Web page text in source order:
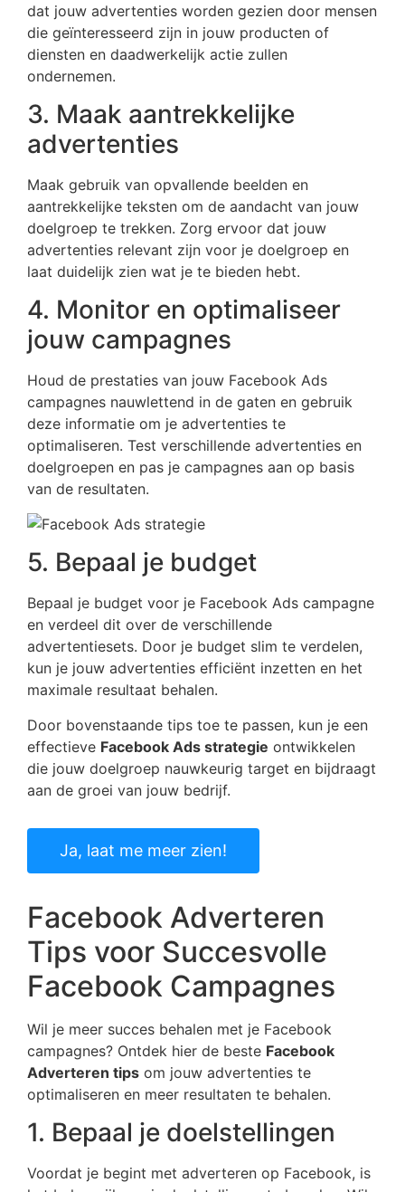
dat jouw advertenties worden gezien door mensen
die geïnteresseerd zijn in jouw producten of
diensten en daadwerkelijk actie zullen
ondernemen.
3. Maak aantrekkelijke
advertenties
Maak gebruik van opvallende beelden en
aantrekkelijke teksten om de aandacht van jouw
doelgroep te trekken. Zorg ervoor dat jouw
advertenties relevant zijn voor je doelgroep en
laat duidelijk zien wat je te bieden hebt.
4. Monitor en optimaliseer
jouw campagnes
Houd de prestaties van jouw Facebook Ads
campagnes nauwlettend in de gaten en gebruik
deze informatie om je advertenties te
optimaliseren. Test verschillende advertenties en
doelgroepen en pas je campagnes aan op basis
van de resultaten.
5. Bepaal je budget
Bepaal je budget voor je Facebook Ads campagne
en verdeel dit over de verschillende
advertentiesets. Door je budget slim te verdelen,
kun je jouw advertenties efficiënt inzetten en het
maximale resultaat behalen.
Door bovenstaande tips toe te passen, kun je een
effectieve Facebook Ads strategie ontwikkelen
die jouw doelgroep nauwkeurig target en bijdraagt
aan de groei van jouw bedrijf.
Ja, laat me meer zien!
Facebook Adverteren
Tips voor Succesvolle
Facebook Campagnes
Wil je meer succes behalen met je Facebook
campagnes? Ontdek hier de beste Facebook
Adverteren tips om jouw advertenties te
optimaliseren en meer resultaten te behalen.
1. Bepaal je doelstellingen
Voordat je begint met adverteren op Facebook, is